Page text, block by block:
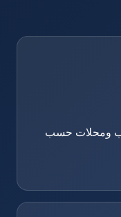
ومحلات حسب